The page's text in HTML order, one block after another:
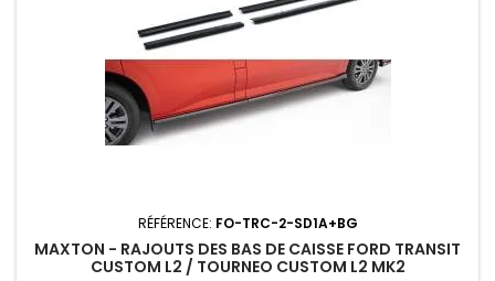
RÉFÉRENCE: FO-TRC-2-SD1A+BG
MAXTON - RAJOUTS DES BAS DE CAISSE FORD TRANSIT
CUSTOM L2 / TOURNEO CUSTOM L2 MK2